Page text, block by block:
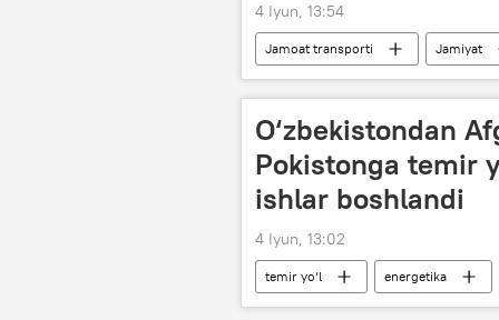
4 Iyun, 13:54
Jamoat transporti Jamiyat
avtobus
O‘zbekistondan
Pokistonga temir
ishlar boshlandi
4 Iyun, 13:02
temir yo‘l energetika
Investitsiyalar, sanoat va savdo vazirligi